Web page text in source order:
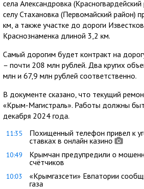
села Александровка
селу Стахановка (Первомайский район)
км, а также участке до дороги
Краснознаменка длиной 3,2 км.
Самый дорогим будет контракт на
– почти 208 млн рублей. Два кругих
млн и 67,9 млн рублей соответственно.
В документе сказано, что текущий
«Крым-Магистраль». Работы должны
декабря 2024 года.
11:35
Похищенный телефон привел к
ставках в онлайн казино
10:49
Крымчан предупредили о
счётчиков
10:03
«Крымгазсети» Евпатории
газа